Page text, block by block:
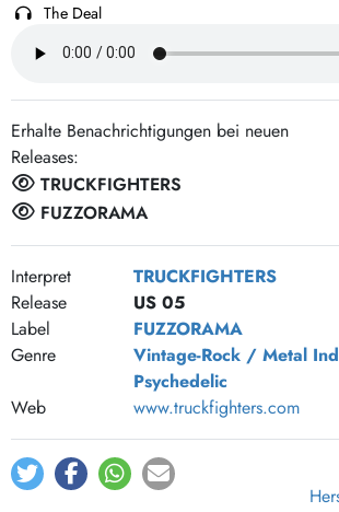
The Deal
Superfunk
Manhatten Project
In Search of (the)
Intermission
A Zapruder
Altered State
Erhalte Benachrichtigungen bei neuen
Releases:
TRUCKFIGHTERS
FUZZORAMA
Interpret
TRUCKFIGHTERS
Release
US 05
Label
FUZZORAMA
Genre
Vintage-Rock / Metal
Psychedelic
Web
www.truckfighters.com